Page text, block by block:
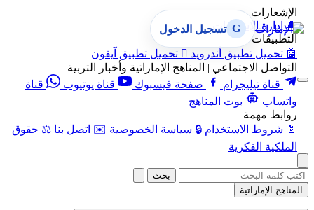
الإشعارات
🔔 إدارة الإشعارات
التطبيقات
🤖 تحميل تطبيق أندرويد  تحميل تطبيق آيفون
التواصل الاجتماعي | المناهج الإماراتية وأخبار التربية
قناة تيليجرام
صفحة فيسبوك قناة يوتيوب
قناة
واتساب
بوت المناهج
روابط مهمة
📄 شروط الاستخدام 🔒 سياسة الخصوصية ✉️ اتصل بنا ⚖️ حقوق
الملكية الفكرية
G تسجيل الدخول
بحث
المناهج الإماراتية